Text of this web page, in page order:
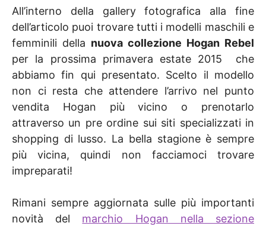
All’interno della gallery fotografica alla fine
dell’articolo puoi trovare tutti i modelli maschili e
femminili della nuova collezione Hogan Rebel
per la prossima primavera estate 2015 che
abbiamo fin qui presentato. Scelto il modello
non ci resta che attendere l’arrivo nel punto
vendita Hogan più vicino o prenotarlo
attraverso un pre ordine sui siti specializzati in
shopping di lusso. La bella stagione è sempre
più vicina, quindi non facciamoci trovare
impreparati!
Rimani sempre aggiornata sulle più importanti
novità del marchio Hogan nella sezione